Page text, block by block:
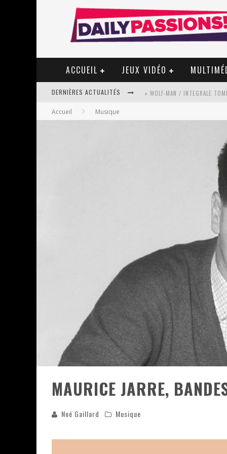
ACCUEIL JEUX VIDÉO
DERNIÈRES ACTUALITÉS « WOLF-MAN / INTEGRALE
« MON VILLAGE RÉVOLTÉ » -
PSYRIVER 2026 : LA MAGIE
« MOFUSAND / PARLER
ASSASSIN'S CREED BLACK FLAG
« LE VENT DAND LES SAULES
« DAMN THEM ALL » - UN DUO
YOSHI AND THE MYSTERIOUS
Accueil Musique
MAURICE JARRE,
Noé Gaillard Musique